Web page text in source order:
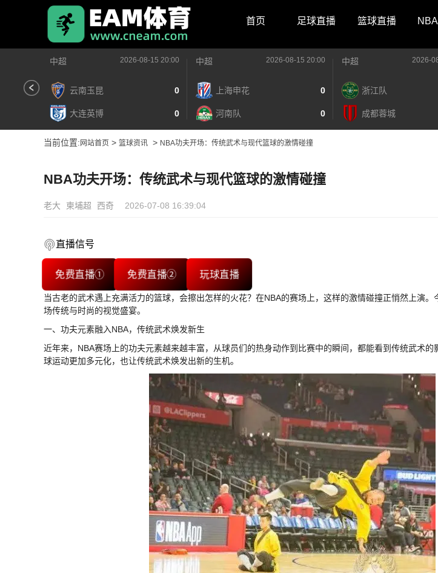
首页 足球直播 篮球直播
中超 2026-08-15 20:00
云南玉昆 0
大连英博 0
中超 2026-08-15 20:00
上海申花 0
河南队 0
中超 2026-
浙江队
成都蓉城
当前位置: 网站首页 > 篮球资讯 > NBA功夫开场：传统武术与现代篮球的激情碰撞
NBA功夫开场：传统武术与现代篮球的激情碰撞
老大 柬埔超 西奇 2026-07-08 16:39:04
直播信号
免费直播① 免费直播② 玩球直播
当古老的武术遇上充满活力的篮球，会擦出怎样的火花？在NBA的赛场上，这样的激情碰撞正悄然上演。
场传统与时尚的视觉盛宴。
一、功夫元素融入NBA，传统武术焕发新生
近年来，NBA赛场上的功夫元素越来越丰富，从球员们的热身动作到比赛中的瞬间，都能看到传统武术的
球运动更加多元化，也让传统武术焕发出新的生机。